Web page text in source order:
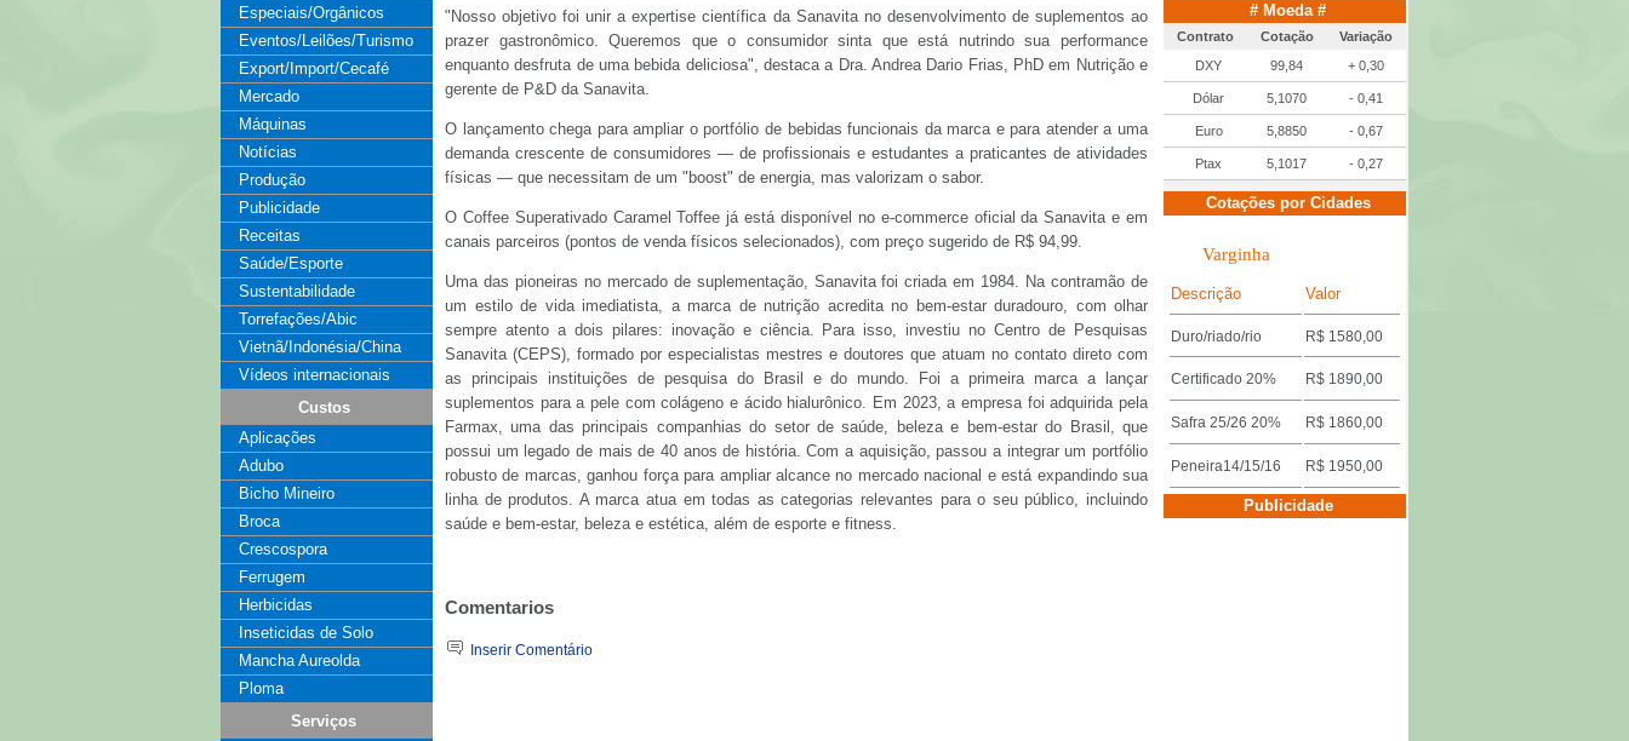
Especiais/Orgânicos
Eventos/Leilões/Turismo
Export/Import/Cecafé
Mercado
Máquinas
Notícias
Produção
Publicidade
Receitas
Saúde/Esporte
Sustentabilidade
Torrefações/Abic
Vietnã/Indonésia/China
Vídeos internacionais
Custos
Aplicações
Adubo
Bicho Mineiro
Broca
Crescospora
Ferrugem
Herbicidas
Inseticidas de Solo
Mancha Aureolda
Ploma
Serviços
"Nosso objetivo foi unir a expertise científica da Sanavita no desenvolvimento de suplementos ao
prazer gastronômico. Queremos que o consumidor sinta que está nutrindo sua performance
enquanto desfruta de uma bebida deliciosa", destaca a Dra. Andrea Dario Frias, PhD em Nutrição e
gerente de P&D da Sanavita.
O lançamento chega para ampliar o portfólio de bebidas funcionais da marca e para atender a uma
demanda crescente de consumidores — de profissionais e estudantes a praticantes de atividades
físicas — que necessitam de um "boost" de energia, mas valorizam o sabor.
O Coffee Superativado Caramel Toffee já está disponível no e-commerce oficial da Sanavita e em
canais parceiros (pontos de venda físicos selecionados), com preço sugerido de R$ 94,99.
Uma das pioneiras no mercado de suplementação, Sanavita foi criada em 1984. Na contramão de
um estilo de vida imediatista, a marca de nutrição acredita no bem-estar duradouro, com olhar
sempre atento a dois pilares: inovação e ciência. Para isso, investiu no Centro de Pesquisas
Sanavita (CEPS), formado por especialistas mestres e doutores que atuam no contato direto com
as principais instituições de pesquisa do Brasil e do mundo. Foi a primeira marca a lançar
suplementos para a pele com colágeno e ácido hialurônico. Em 2023, a empresa foi adquirida pela
Farmax, uma das principais companhias do setor de saúde, beleza e bem-estar do Brasil, que
possui um legado de mais de 40 anos de história. Com a aquisição, passou a integrar um portfólio
robusto de marcas, ganhou força para ampliar alcance no mercado nacional e está expandindo sua
linha de produtos. A marca atua em todas as categorias relevantes para o seu público, incluindo
saúde e bem-estar, beleza e estética, além de esporte e fitness.
Comentarios
Inserir Comentário
# Moeda #
Contrato Cotação
Variação
DXY
99,84 + 0,30
Dólar 5,1070 - 0,41
Euro 5,8850 - 0,67
Ptax 5,1017 - 0,27
Cotações por Cidades
Varginha
Descrição Valor
Duro/riado/rio R$ 1580,00
Certificado 20% R$ 1890,00
Safra 25/26 20% R$ 1860,00
Peneira14/15/16 R$ 1950,00
Cotações por Cidades
Publicidade